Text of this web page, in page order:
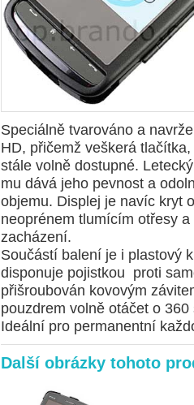
Speciálně tvarováno a
HD, přičemž veškerá
stále volně dostupné.
mu dává jeho pevnost a
objemu. Displej je navíc kryt
neoprénem tlumícím otřesy
zacházení.
Součástí balení je i plastový
disponuje pojistkou proti
přišroubován kovovým
pouzdrem volně otáčet o 360
Ideální pro permanentní
Další obrázky tohoto